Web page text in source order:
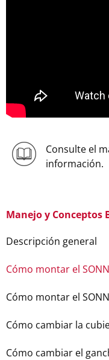
Consulte el
información.
Manejo y Conceptos
Descripción general
Cómo montar el
Cómo montar el
Cómo cambiar la
Cómo cambiar el